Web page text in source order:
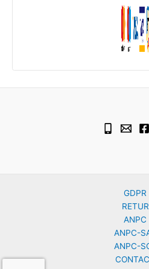
GDPR
RETUR
ANPC
ANPC-
ANPC-